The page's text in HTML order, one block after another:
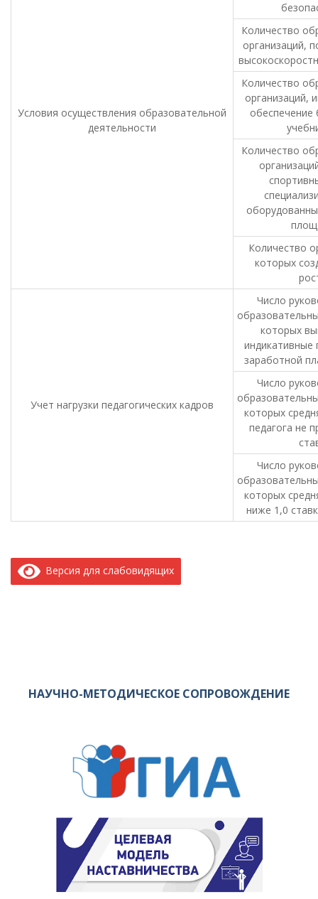
Условия осуществления образовательной
деятельности
Количество
организаций,
Количество
организаций,
обеспечение
Количество
Количество
которых
Учет нагрузки педагогических кадров
Число
которых
индикативные
заработной
Число
которых
педагога не
Число
которых
ниже 1,0
Версия для слабовидящих
НАУЧНО-МЕТОДИЧЕСКОЕ СОПРОВОЖДЕНИЕ